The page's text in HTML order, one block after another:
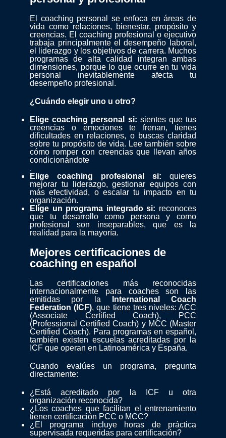
El coaching personal se enfoca en áreas de
vida como relaciones, bienestar, propósito y
creencias. El coaching profesional o ejecutivo
trabaja principalmente el desempeño laboral,
el liderazgo y los objetivos de carrera. Muchos
programas de alta calidad integran ambas
dimensiones, porque lo que ocurre en tu vida
personal inevitablemente afecta tu
desempeño profesional.
¿Cuándo elegir uno u otro?
Elige coaching personal si: sientes que tus
creencias o emociones te frenan, tienes
dificultades en relaciones, o buscas claridad
sobre tu propósito de vida. Lee también sobre
cómo romper con creencias que llevan años
condicionándote
.
Elige coaching profesional si: quieres
mejorar tu liderazgo, gestionar equipos con
más efectividad, o escalar tu impacto en tu
organización.
Elige un programa integrado si: reconoces
que tu desarrollo como persona y como
profesional son inseparables, que es la
realidad para la mayoría.
Mejores certificaciones de
coaching en español
Las certificaciones más reconocidas
internacionalmente para coaches son las
emitidas por la
International Coach
Federation (ICF), que tiene tres niveles: ACC
(Associate Certified Coach), PCC
(Professional Certified Coach) y MCC (Master
Certified Coach). Para programas en español,
también existen escuelas acreditadas por la
ICF que operan en Latinoamérica y España.
Cuando evalúes un programa, pregunta
directamente:
¿Está acreditado por la ICF u otra
organización reconocida?
¿Los coaches que facilitan el entrenamiento
tienen certificación PCC o MCC?
¿El programa incluye horas de práctica
supervisada requeridas para certificación?